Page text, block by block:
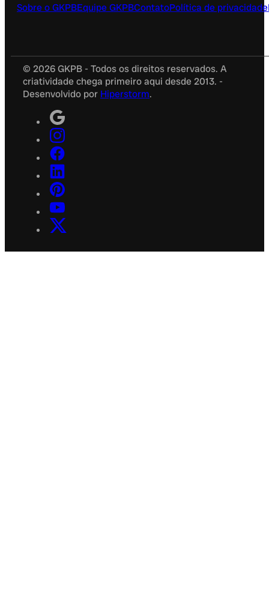
Sobre o GKPBEquipe GKPBContatoPolítica de privacidade
© 2026 GKPB - Todos os direitos reservados. A
criatividade chega primeiro aqui desde 2013. -
Desenvolvido por Hiperstorm.